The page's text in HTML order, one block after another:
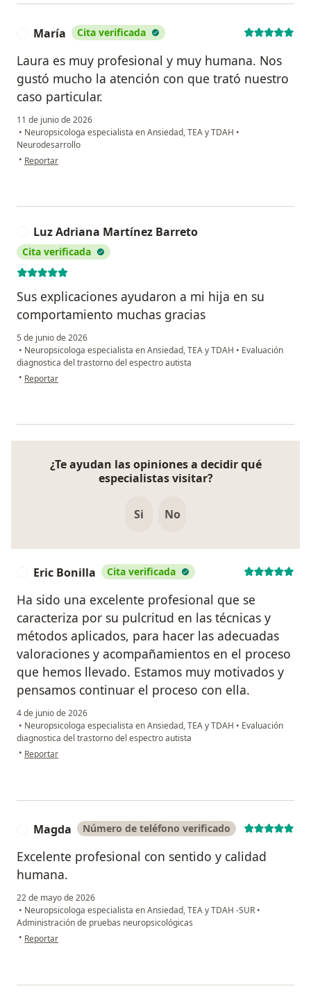
María Cita verificada
Laura es muy profesional y muy humana. Nos
gustó mucho la atención con que trató nuestro
caso particular.
11 de junio de 2026
• Neuropsicologa especialista en Ansiedad, TEA y TDAH •
Neurodesarrollo
• en opinión del usuario María
Reportar
Luz Adriana Martínez Barreto
Cita verificada
Sus explicaciones ayudaron a mi hija en su
comportamiento muchas gracias
5 de junio de 2026
• Neuropsicologa especialista en Ansiedad, TEA y TDAH • Evaluación
diagnostica del trastorno del espectro autista
• en opinión del usuario Luz Adriana Martínez Barreto
Reportar
¿Te ayudan las opiniones a decidir qué
especialistas visitar?
Si No
Eric Bonilla Cita verificada
Ha sido una excelente profesional que se
caracteriza por su pulcritud en las técnicas y
métodos aplicados, para hacer las adecuadas
valoraciones y acompañamientos en el proceso
que hemos llevado. Estamos muy motivados y
pensamos continuar el proceso con ella.
4 de junio de 2026
• Neuropsicologa especialista en Ansiedad, TEA y TDAH • Evaluación
diagnostica del trastorno del espectro autista
• en opinión del usuario Eric Bonilla
Reportar
Magda Número de teléfono verificado
Excelente profesional con sentido y calidad
humana.
22 de mayo de 2026
• Neuropsicologa especialista en Ansiedad, TEA y TDAH -SUR •
Administración de pruebas neuropsicológicas
• en opinión del usuario Magda
Reportar